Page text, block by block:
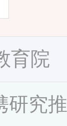
育院
研究